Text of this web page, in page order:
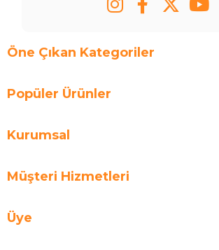
Öne Çıkan Kategoriler
Popüler Ürünler
Kurumsal
Müşteri Hizmetleri
Üye